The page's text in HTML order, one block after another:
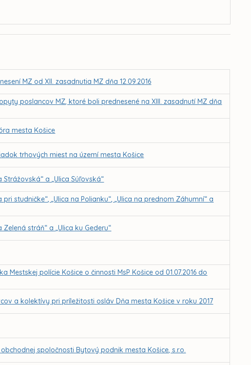
MZ od XII. zasadnutia MZ dňa 12.09.2016
poslancov MZ, ktoré boli prednesené na XIII. zasadnutí MZ dňa
mesta Košice
trhových miest na území mesta Košice
Strážovská“ a „Ulica Súľovská“
studničke“, „Ulica na Polianku“, „Ulica na prednom Záhumní“ a
stráň“ a „Ulica ku Gederu“
polície Košice o činnosti MsP Košice od 01.07.2016 do
a kolektívy pri príležitosti osláv Dňa mesta Košice v roku 2017
spoločnosti Bytový podnik mesta Košice, s.r.o.